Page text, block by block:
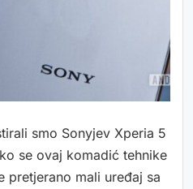
smo Sonyjev Xperia 5
se ovaj komadić tehnike
pretjerano mali uređaj sa